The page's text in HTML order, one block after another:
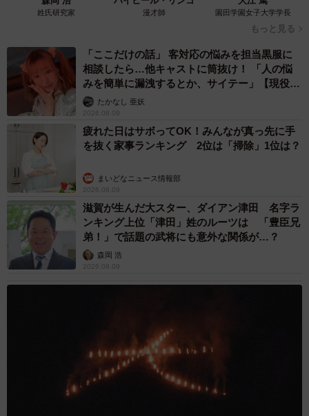
姓氏研究家 漫才師 園田学園女子大学学長
もっと見る
「ここだけの話」 客対応の悩みを担当黒服に
相談したら…他キャストに筒抜け！ 「人の悩
みを簡単に漏洩するとか、サイテー」【現役キ
ャストに取材】
たかなし 亜妖
2026.08.09
疲れた日はサボってOK！みんなが真っ先に手
を抜く家事ランキング 2位は「掃除」1位は？
まいどなニュース情報部
2026.08.09
滋賀が生んだ大スター、ダイアン津田 名字ラ
ンキング上位「津田」姓のルーツは 「豊臣兄
弟！」で話題の武将にも意外な関係が…？
森岡 浩
2026.08.09